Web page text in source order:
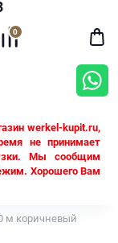
werkel-kupit.ru,
не принимает
Мы сообщим
Хорошего Вам
0
м коричневый